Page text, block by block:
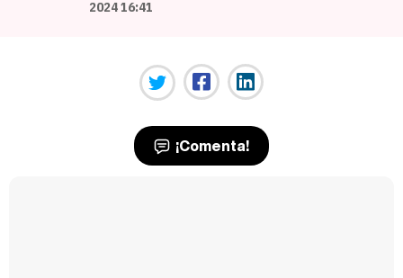
2024 16:41
¡Comenta!